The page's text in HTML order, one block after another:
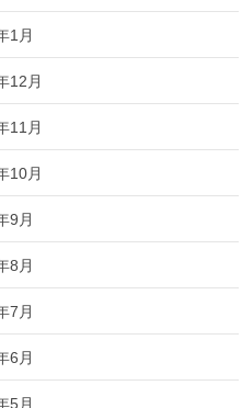
1月
12月
11月
10月
9月
8月
7月
6月
5月